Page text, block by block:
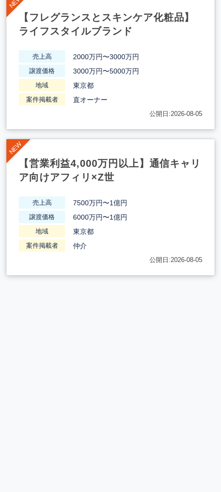
【フレグランスとスキンケア化粧品】
ライフスタイルブランド
売上高 2000万円〜3000万円
譲渡価格 3000万円〜5000万円
地域 東京都
案件掲載者 直オーナー
公開日:2026-08-05
【営業利益4,000万円以上】通信キャリ
ア向けアフィリ×Z世
売上高 7500万円〜1億円
譲渡価格 6000万円〜1億円
地域 東京都
案件掲載者 仲介
公開日:2026-08-05